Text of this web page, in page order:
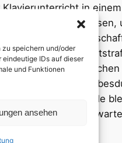
zu speichern und/oder
IDs auf dieser
und Funktionen
ansehen
in einem
noch nie. Verschlossen,
Sie könnte es
sie trotz ihrer
Kräftemessen
ein Lebens- und
furiosen Finale
Traude, von ihr